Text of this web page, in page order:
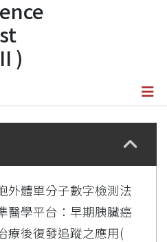
)
外體單分子數字檢測法
醫學平台：早期胰臟癌
療後復發追蹤之應用(